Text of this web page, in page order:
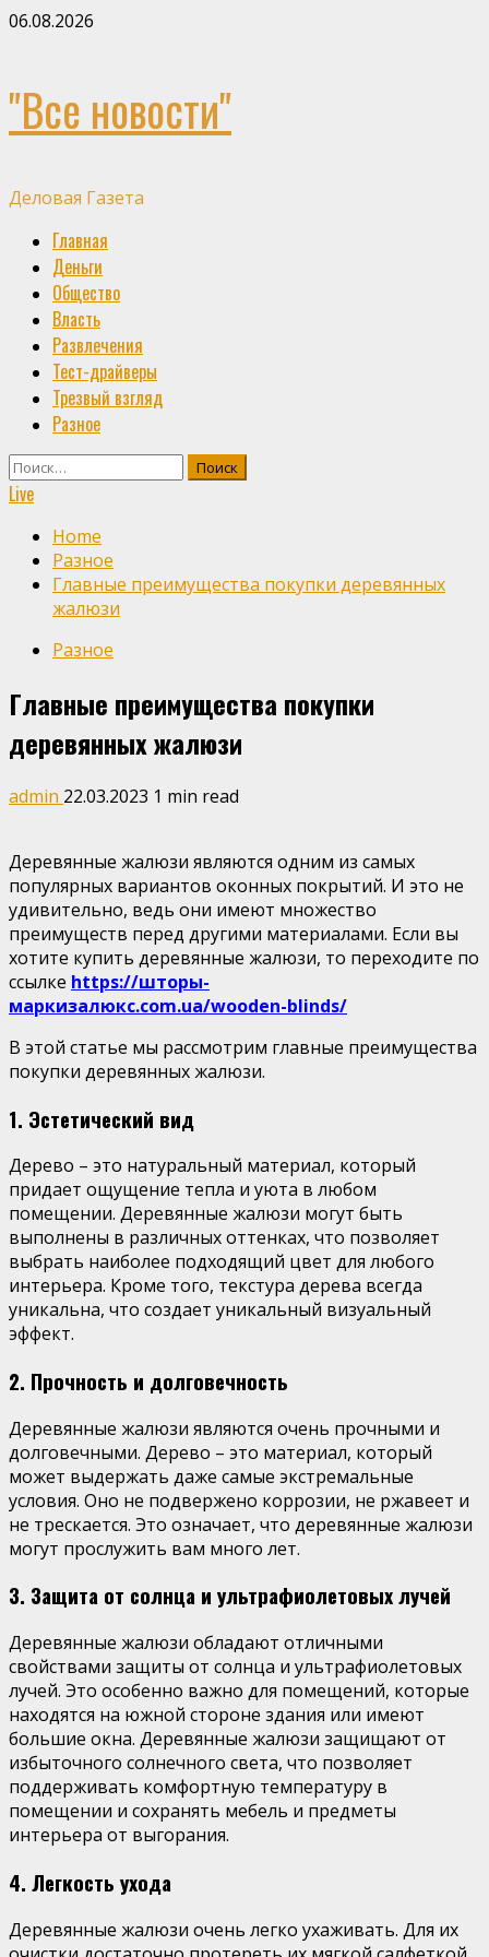
Skip
06.08.2026
"Все новости"
Деловая Газета
Primary
Menu
Главная
Деньги
Общество
Власть
Развлечения
Тест-драйверы
Трезвый взгляд
Разное
Найти:
Live
Home
Разное
Главные преимущества покупки деревянных
жалюзи
Разное
Главные преимущества покупки
деревянных жалюзи
admin 22.03.2023 1 min read
Деревянные жалюзи являются одним из самых
популярных вариантов оконных покрытий. И это не
удивительно, ведь они имеют множество
преимуществ перед другими материалами. Если вы
хотите купить деревянные жалюзи, то переходите по
ссылке https://шторы-
маркизалюкс.com.ua/wooden-blinds/
В этой статье мы рассмотрим главные преимущества
покупки деревянных жалюзи.
1. Эстетический вид
Дерево – это натуральный материал, который
придает ощущение тепла и уюта в любом
помещении. Деревянные жалюзи могут быть
выполнены в различных оттенках, что позволяет
выбрать наиболее подходящий цвет для любого
интерьера. Кроме того, текстура дерева всегда
уникальна, что создает уникальный визуальный
эффект.
2. Прочность и долговечность
Деревянные жалюзи являются очень прочными и
долговечными. Дерево – это материал, который
может выдержать даже самые экстремальные
условия. Оно не подвержено коррозии, не ржавеет и
не трескается. Это означает, что деревянные жалюзи
могут прослужить вам много лет.
3. Защита от солнца и ультрафиолетовых лучей
Деревянные жалюзи обладают отличными
свойствами защиты от солнца и ультрафиолетовых
лучей. Это особенно важно для помещений, которые
находятся на южной стороне здания или имеют
большие окна. Деревянные жалюзи защищают от
избыточного солнечного света, что позволяет
поддерживать комфортную температуру в
помещении и сохранять мебель и предметы
интерьера от выгорания.
4. Легкость ухода
Деревянные жалюзи очень легко ухаживать. Для их